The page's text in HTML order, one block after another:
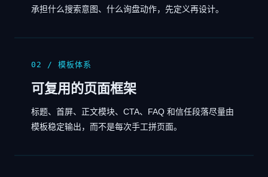
承担什么搜索意图、什么询盘动作，先定义再设计。
02 / 模板体系
可复用的页面框架
标题、首屏、正文模块、CTA、FAQ 和信任段落尽量由
模板稳定输出，而不是每次手工拼页面。